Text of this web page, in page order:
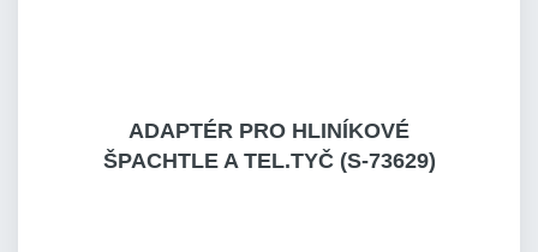
ADAPTÉR PRO HLINÍKOVÉ
ŠPACHTLE A TEL.TYČ (S-73629)